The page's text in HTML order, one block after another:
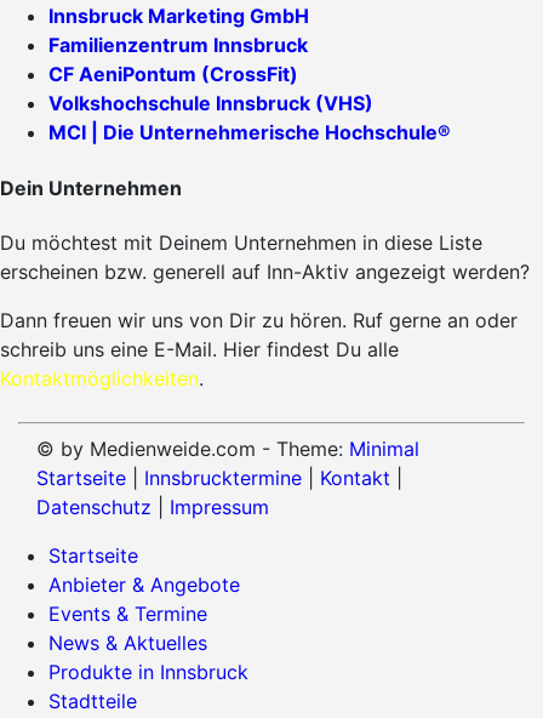
Innsbruck Marketing GmbH
Familienzentrum Innsbruck
CF AeniPontum (CrossFit)
Volkshochschule Innsbruck (VHS)
MCI | Die Unternehmerische Hochschule®
Dein Unternehmen
Du möchtest mit Deinem Unternehmen in diese Liste
erscheinen bzw. generell auf Inn-Aktiv angezeigt werden?
Dann freuen wir uns von Dir zu hören. Ruf gerne an oder
schreib uns eine E-Mail. Hier findest Du alle
Kontaktmöglichkeiten.
© by Medienweide.com - Theme: Minimal
Startseite
Innsbrucktermine Kontakt
Datenschutz
Impressum
Startseite
Anbieter & Angebote
Events & Termine
News & Aktuelles
Produkte in Innsbruck
Stadtteile